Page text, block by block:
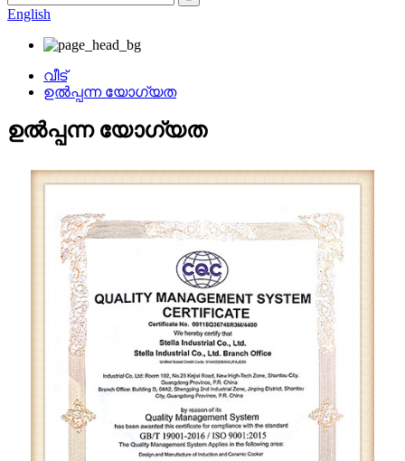
English
വീട്
ഉൽപ്പന്ന യോഗ്യത
ഉൽപ്പന്ന യോഗ്യത